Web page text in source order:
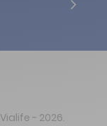
- 2026.